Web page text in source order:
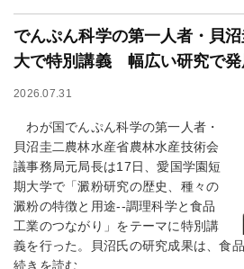
でんぷん科学の第一人者・貝
大で特別講義 幅広い研究で
2026.07.31
わが国でんぷん科学の第一人者・
貝沼圭二農林水産省農林水産技術会
議事務局元局長は17日、愛国学園短
期大学で「澱粉研究の歴史、種々の
澱粉の特徴と用途--調理科学と食品
工業のつながり」をテーマに特別講
義を行った。貝沼氏の研究成果は、食
続きを読む